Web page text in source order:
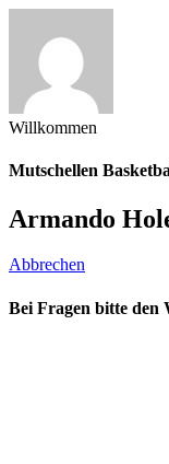
Willkommen
Mutschellen
Armando
Abbrechen
Bei Fragen bitte den